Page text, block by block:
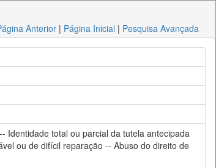
Anterior | Página Inicial | Pesquisa Avançada
Identidade total ou parcial da tutela antecipada
ou de difícil reparação -- Abuso do direito de